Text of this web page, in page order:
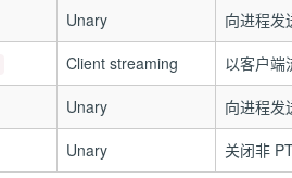
Unary 向进程发
Client streaming 以客户端
Unary 向进程发
Unary 关闭非